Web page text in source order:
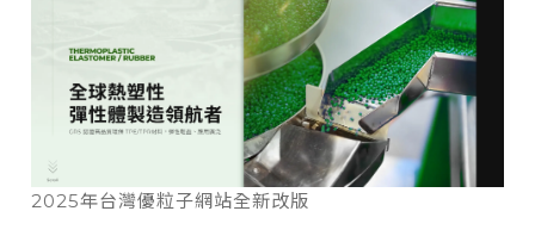
2025年台灣優粒子網站全新改版